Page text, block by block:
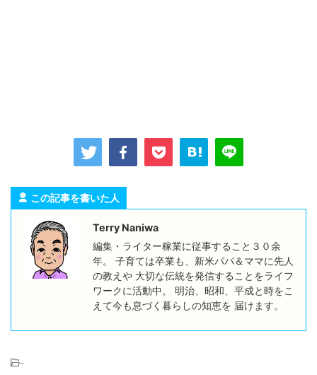
この記事を書いた人
Terry Naniwa
編集・ライター稼業に従事すること３０余
年。 子育ては卒業も、新米パパ＆ママに先人
の教えや 大切な伝統を発信することをライフ
ワークに活動中。 明治、昭和、平成と時をこ
えて今も息づく暮らしの知恵を 届けます。
-